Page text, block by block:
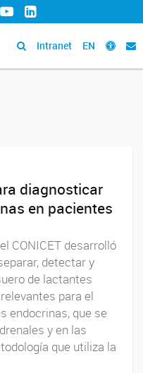
YouTubeLinkedIn
Intranet EN
diagnosticar
en pacientes
CONICET desarrolló
detectar y
de lactantes
para el
endocrinas, que se
y en las
que utiliza la